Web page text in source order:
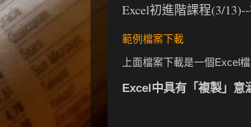
Excel初進階課程(3/
範例檔案下載
上面檔案下載是一個Excel
Excel中具有「複製」意